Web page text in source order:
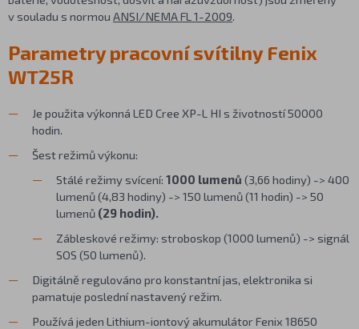
v souladu s normou ANSI/NEMA FL 1-2009.
Parametry pracovní svítilny Fenix
WT25R
Je použita výkonná LED Cree XP-L HI s životností 50000
hodin.
Šest režimů výkonu:
Stálé režimy svícení: 1000 lumenů (3,66 hodiny) -> 400
lumenů (4,83 hodiny) -> 150 lumenů (11 hodin) -> 50
lumenů (29 hodin).
Zábleskové režimy: stroboskop (1000 lumenů) -> signál
SOS (50 lumenů).
Digitálně regulováno pro konstantní jas, elektronika si
pamatuje poslední nastavený režim.
Používá jeden Lithium-iontový akumulátor Fenix 18650